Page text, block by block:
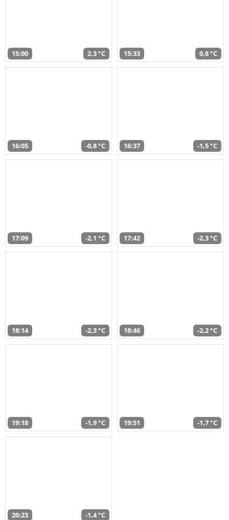
15:00 2,3 °C 15:33 0,8 °C
16:05 -0,8 °C 16:37 -1,5 °C
17:09 -2,1 °C 17:42 -2,3 °C
18:14 -2,3 °C 18:46 -2,2 °C
19:18 -1,9 °C 19:51 -1,7 °C
20:23 -1,4 °C